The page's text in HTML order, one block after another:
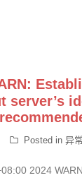
server’s
Posted in 异
2024